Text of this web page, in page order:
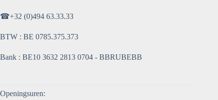
☎+32 (0)494 63.33.33
BTW : BE 0785.375.373
Bank : BE10 3632 2813 0704 - BBRUBEBB
Openingsuren: